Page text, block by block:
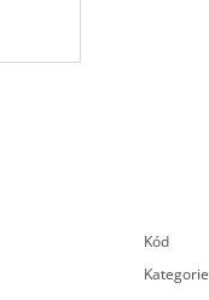
Kód
Kategorie